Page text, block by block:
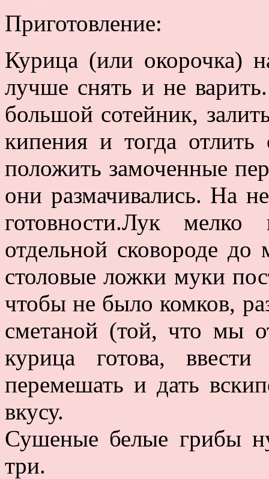
Приготовление:
Курица (или окорочка)
лучше снять и не
большой сотейник,
кипения и тогда отлить
положить замоченные
они размачивались. На
готовности.Лук
отдельной сковороде
столовые ложки муки
чтобы не было комков,
сметаной (той, что мы
курица готова,
перемешать и дать
вкусу.
Сушеные белые грибы
три.